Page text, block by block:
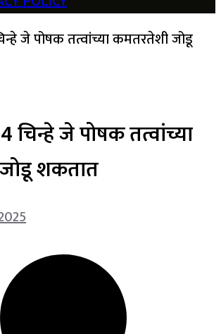
जे पोषक तत्वांच्या
शकतात